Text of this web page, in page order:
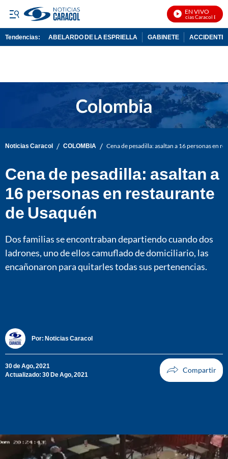
EN VIVO
Noticias Caracol En Vivo
Tendencias: ABELARDO DE LA ESPRIELLA GABINETE ACCIDENTE
Noticias Caracol / COLOMBIA / Cena de pesadilla: asaltan a 16 personas en
Cena de pesadilla: asaltan a
16 personas en restaurante
de Usaquén
Dos familias se encontraban departiendo cuando dos
ladrones, uno de ellos camuflado de domiciliario, las
encañonaron para quitarles todas sus pertenencias.
Por: Noticias Caracol
30 de Ago, 2021
Actualizado: 30 De Ago, 2021